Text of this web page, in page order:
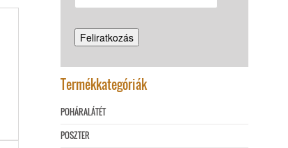
Termékkategóriák
POHÁRALÁTÉT
POSZTER